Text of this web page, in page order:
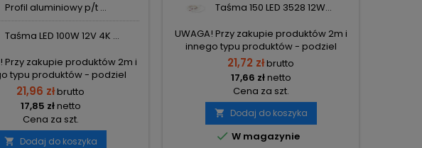
Profil aluminiowy p/t ...
Taśma LED 100W 12V 4K ...
Przy zakupie produktów 2m i
typu produktów - podziel
na 2 osobne, aby uniknąć
kosztu transportu! Zamów
produkty 2m i osobno inne
elementy.
21,96 złbrutto
17,85 złnetto
Cena za szt.
 Dodaj do koszyka
Taśma 150 LED 3528 12W...
UWAGA! Przy zakupie produktów 2m i
innego typu produktów - podziel
zamówienia na 2 osobne, aby uniknąć
wysokiego kosztu transportu! Zamów
osobno produkty 2m i osobno inne
elementy.
21,72 złbrutto
17,66 złnetto
Cena za szt.
 Dodaj do koszyka
 W magazynie